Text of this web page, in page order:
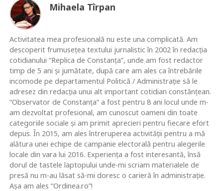
Mihaela Tîrpan
Activitatea mea profesională nu este una complicată. Am
descoperit frumusețea textului jurnalistic în 2002 în redacția
cotidianului “Replica de Constanța”, unde am fost redactor
timp de 5 ani și jumătate, după care am ales ca întrebările
incomode pe departamentul Politică / Administrație să le
adresez din redacția unui alt important cotidian constănțean.
“Observator de Constanța” a fost pentru 8 ani locul unde m-
am dezvoltat profesional, am cunoscut oameni din toate
categoriile sociale și am primit aprecieri pentru fiecare efort
depus. În 2015, am ales întreruperea activității pentru a mă
alătura unei echipe de campanie electorală pentru alegerile
locale din vara lui 2016. Experiența a fost interesantă, însă
dorul de tastele laptopului unde-mi scriam materialele de
presă nu m-au lăsat să-mi doresc o carieră în administrație.
Așa am ales “Ordinea.ro”!